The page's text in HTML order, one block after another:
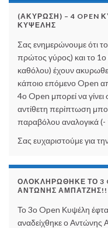
(ΑΚΎΡΩΣΗ) – 4 OPEN
ΚΥΨΈΛΗΣ
Σας ενημερώνουμε ότι
πρώτος γύρος) και το
καθόλου) έχουν
κάποιο επόμενο Open
4ο Open μπορεί να
αντίθετη περίπτωση
παραβόλου αναλογικά (-
Σας ευχαριστούμε για
ΟΛΟΚΛΗΡΩΘΗΚΕ ΤΟ 3
ΑΝΤΩΝΗΣ ΑΜΠΑΤΖΗΣ!!
Το 3ο Open Κυψέλη
αναδείχθηκε ο